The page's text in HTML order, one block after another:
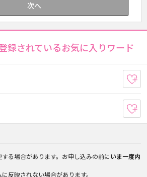
次へ
録されているお気に入りワード
る場合があります。お申し込みの前にいま一度内
反映されない場合があります。